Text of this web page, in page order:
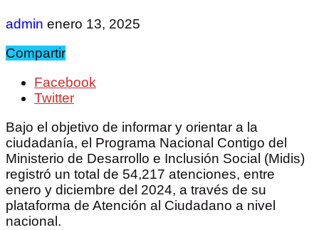
admin enero 13, 2025
Compartir
Facebook
Twitter
Bajo el objetivo de informar y orientar a la
ciudadanía, el Programa Nacional Contigo del
Ministerio de Desarrollo e Inclusión Social (Midis)
registró un total de 54,217 atenciones, entre
enero y diciembre del 2024, a través de su
plataforma de Atención al Ciudadano a nivel
nacional.